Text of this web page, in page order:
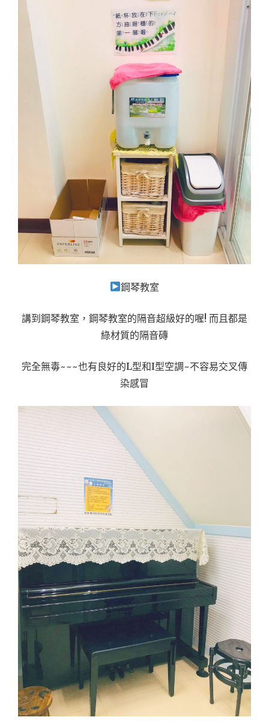
鋼琴教室
講到鋼琴教室，鋼琴教室的隔音超級好的喔! 而且都是
綠材質的隔音磚
完全無毒~~~也有良好的L型和I型空調~不容易交叉傳
染感冒